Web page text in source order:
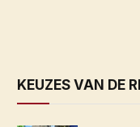
KEUZES VAN DE